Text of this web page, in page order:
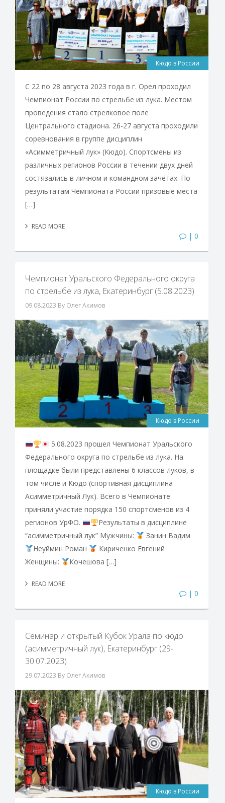
Кюдо в России
С 22 по 28 августа 2023 года в г. Орел проходил
Чемпионат России по стрельбе из лука. Местом
проведения стало стрелковое поле
Центрального стадиона. 26-27 августа проходили
соревнования в группе дисциплин
«Асимметричный лук» (Кюдо). Спортсмены из
различных регионов России в течении двух дней
состязались в личном и командном зачётах. По
результатам Чемпионата России призовые места
[…]
READ MORE
| 0
Чемпионат Уральского Федерального округа
по стрельбе из лука, Екатеринбург (5.08.2023)
09.08.2023 By Олег Акимов
Кюдо в России
5.08.2023 прошел Чемпионат Уральского
Федерального округа по стрельбе из лука. На
площадке были представлены 6 классов луков, в
том числе и Кюдо (спортивная дисциплина
Асимметричный Лук). Всего в Чемпионате
приняли участие порядка 150 спортсменов из 4
регионов УрФО.
Результаты в дисциплине
“асимметричный лук” Мужчины:
Занин Вадим
Неуймин Роман
Кириченко Евгений
Женщины:
Кочешова […]
READ MORE
| 0
Cеминар и открытый Кубок Урала по кюдо
(асимметричный лук), Екатеринбург (29-
30.07.2023)
29.07.2023 By Олег Акимов
Кюдо в России